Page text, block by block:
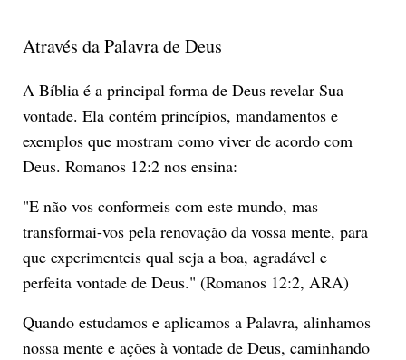
Através da Palavra de Deus
A Bíblia é a principal forma de Deus revelar Sua
vontade. Ela contém princípios, mandamentos e
exemplos que mostram como viver de acordo com
Deus. Romanos 12:2 nos ensina:
"E não vos conformeis com este mundo, mas
transformai-vos pela renovação da vossa mente, para
que experimenteis qual seja a boa, agradável e
perfeita vontade de Deus." (Romanos 12:2, ARA)
Quando estudamos e aplicamos a Palavra, alinhamos
nossa mente e ações à vontade de Deus, caminhando